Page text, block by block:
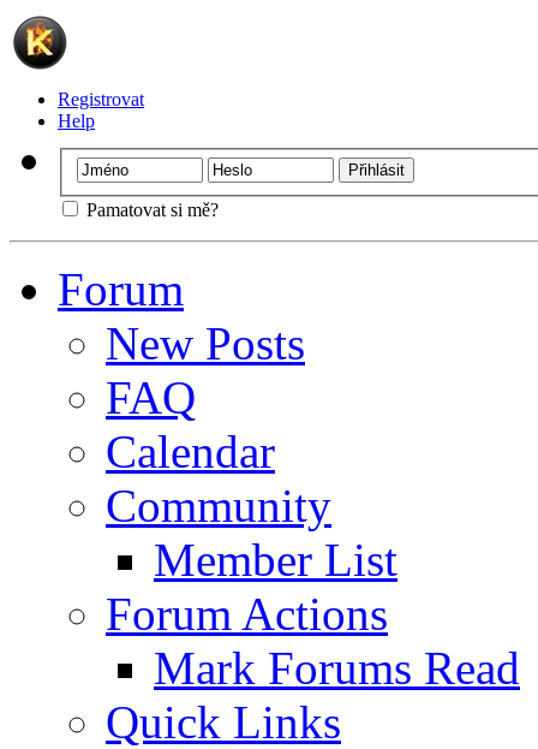
Registrovat
Help
Pamatovat si mě?
Forum
New Posts
FAQ
Calendar
Community
Member List
Forum Actions
Mark Forums Read
Quick Links